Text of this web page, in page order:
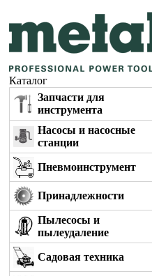
Каталог
Запчасти для
инструмента
Насосы и насосные
станции
Пневмоинструмент
Принадлежности
Пылесосы и
пылеудаление
Садовая техника